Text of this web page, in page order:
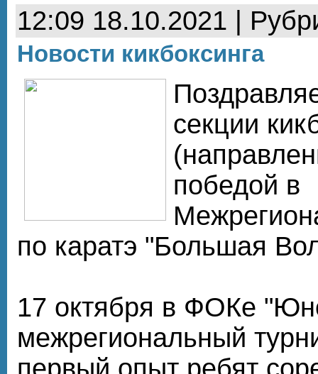
12:09 18.10.2021 |
Новости кикбоксинга
секции
победой в
по каратэ "Большая
17 октября в ФОКе
межрегиональный
первый опыт ребят